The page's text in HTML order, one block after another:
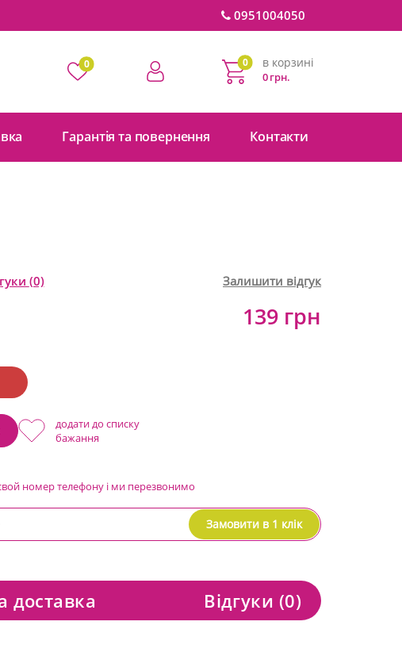
0951004050
0 0 в корзині
0 грн.
Гарантія та повернення Контакти
(0)
Залишити відгук
139 грн
додати до списку
бажання
номер телефону і ми перезвонимо
Замовити в 1 клік
доставка Відгуки (0)